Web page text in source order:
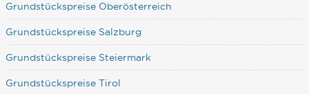
Grundstückspreise Oberösterreich
Grundstückspreise Salzburg
Grundstückspreise Steiermark
Grundstückspreise Tirol